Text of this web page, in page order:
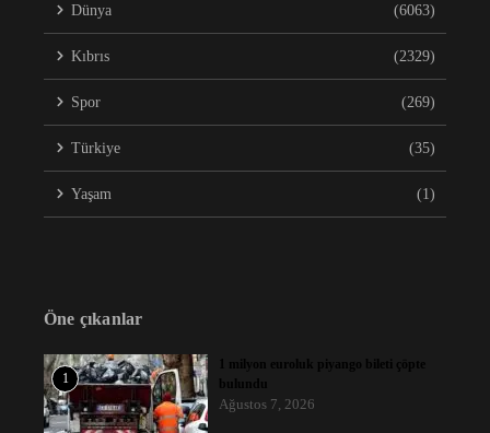
Dünya (6063)
Kıbrıs (2329)
Spor (269)
Türkiye (35)
Yaşam (1)
Öne çıkanlar
1
1 milyon euroluk piyango bileti çöpte
bulundu
Ağustos 7, 2026